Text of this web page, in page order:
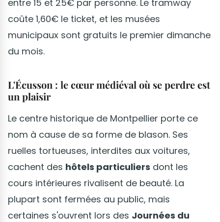
entre 15 et 25€ par personne. Le tramway
coûte 1,60€ le ticket, et les musées
municipaux sont gratuits le premier dimanche
du mois.
L'Écusson : le cœur médiéval où se perdre est
un plaisir
Le centre historique de Montpellier porte ce
nom à cause de sa forme de blason. Ses
ruelles tortueuses, interdites aux voitures,
cachent des hôtels particuliers dont les
cours intérieures rivalisent de beauté. La
plupart sont fermées au public, mais
certaines s'ouvrent lors des Journées du